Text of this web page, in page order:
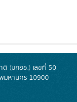
ติ (มกอช.) เลขที่ 50
มหานคร 10900